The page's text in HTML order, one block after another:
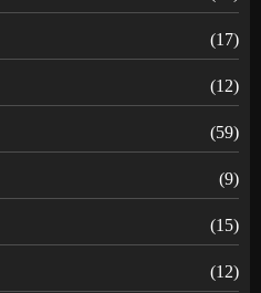
(17)
(12)
(59)
(9)
(15)
(12)